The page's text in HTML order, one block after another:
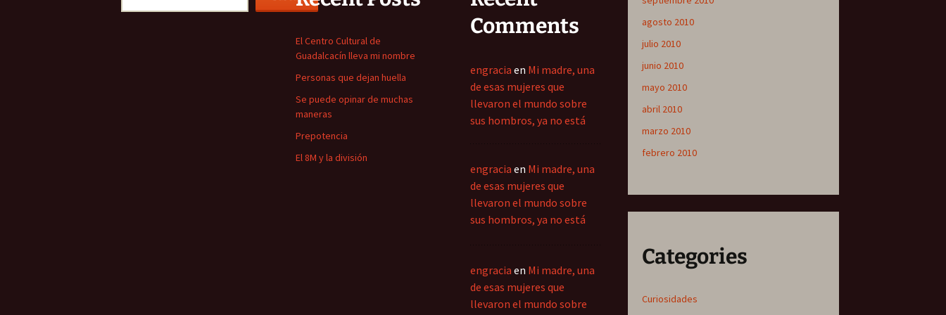
agosto 2010
julio 2010
junio 2010
mayo 2010
abril 2010
marzo 2010
febrero 2010
Categories
Curiosidades
El Centro Cultural de
Guadalcacín lleva mi nombre
Personas que dejan huella
Se puede opinar de muchas
maneras
Prepotencia
El 8M y la división
Comments
engracia en Mi madre, una
de esas mujeres que
llevaron el mundo sobre
sus hombros, ya no está
engracia en Mi madre, una
de esas mujeres que
llevaron el mundo sobre
sus hombros, ya no está
engracia en Mi madre, una
de esas mujeres que
llevaron el mundo sobre